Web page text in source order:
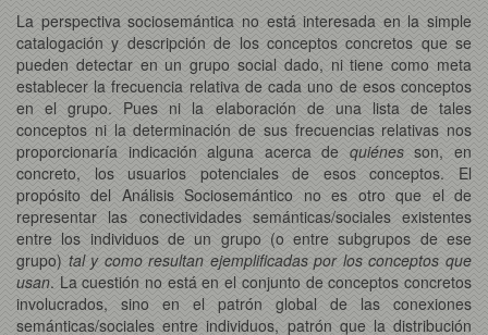
La perspectiva sociosemántica no está interesada en la simple
catalogación y descripción de los conceptos concretos que se
pueden detectar en un grupo social dado, ni tiene como meta
establecer la frecuencia relativa de cada uno de esos conceptos
en el grupo. Pues ni la elaboración de una lista de tales
conceptos ni la determinación de sus frecuencias relativas nos
proporcionaría indicación alguna acerca de quiénesson, en
concreto, los usuarios potenciales de esos conceptos. El
propósito del Análisis Sociosemántico no es otro que el de
representar las conectividades semánticas/sociales existentes
entre los individuos de un grupo (o entre subgrupos de ese
grupo) tal y como resultan ejemplificadas por los conceptos que
usan. La cuestión no está en el conjunto de conceptos concretos
involucrados, sino en el patrón global de las conexiones
semánticas/sociales entre individuos, patrón que la distribución